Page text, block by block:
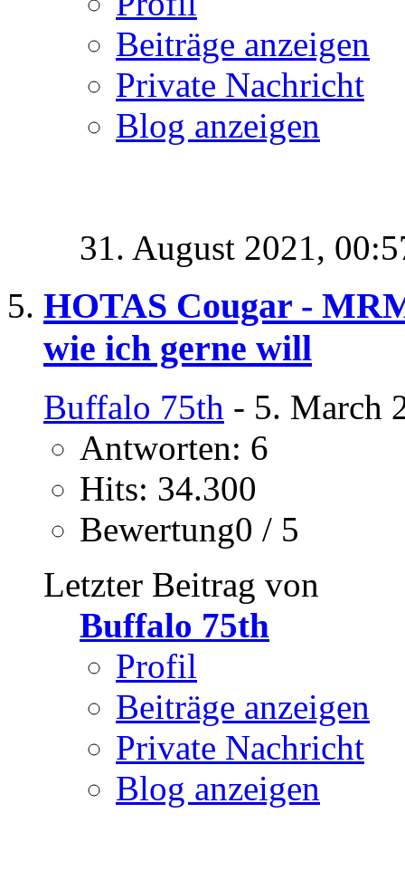
Beiträge anzeigen
Private Nachricht
Blog anzeigen
31. August 2021,
HOTAS Cougar -
wie ich gerne will
Buffalo 75th - 5. March
Antworten: 6
Hits: 34.300
Bewertung0 / 5
Letzter Beitrag von
Buffalo 75th
Profil
Beiträge anzeigen
Private Nachricht
Blog anzeigen